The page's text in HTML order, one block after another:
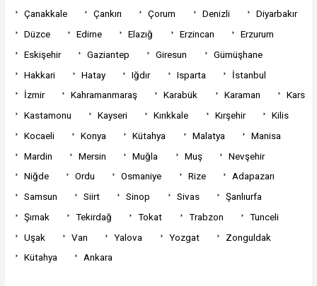
Çanakkale
Çankırı Çorum Denizli
Diyarbakır
Düzce
Edirne Elazığ Erzincan
Erzurum
Eskişehir
Gaziantep Giresun
Gümüşhane
Hakkari
Hatay Iğdır Isparta
İstanbul
İzmir
Kahramanmaraş Karabük Karaman
Kars
Kastamonu
Kayseri Kırıkkale Kırşehir
Kilis
Kocaeli
Konya Kütahya Malatya
Manisa
Mardin
Mersin Muğla Muş
Nevşehir
Niğde
Ordu Osmaniye Rize
Adapazarı
Samsun
Siirt Sinop Sivas
Şanlıurfa
Şırnak
Tekirdağ Tokat Trabzon
Tunceli
Uşak
Van Yalova Yozgat
Zonguldak
Kütahya
Ankara